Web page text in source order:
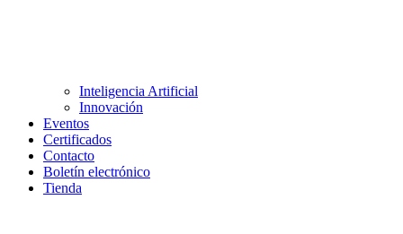
Inteligencia Artificial
Innovación
Eventos
Certificados
Contacto
Boletín electrónico
Tienda